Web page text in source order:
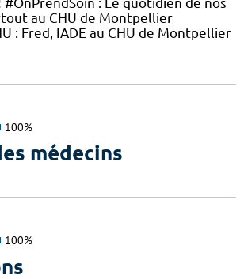
au CHU de Montpellier
: Fred, IADE au CHU de Montpellier
100%
médecins
100%